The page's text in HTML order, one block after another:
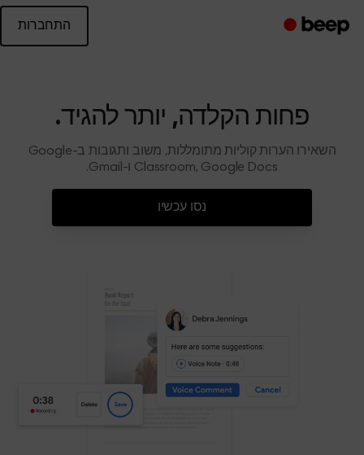
התחברות
פחות הקלדה, יותר להגיד.
השאירו הערות קוליות מתומללות, משוב ותגובות ב-Google
Classroom, Google Docs ו-Gmail.
נסו עכשיו